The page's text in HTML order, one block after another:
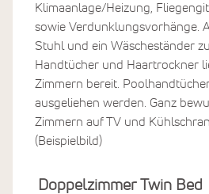
Klimaanlage/Heizung,
sowie Verdunklungsvorhänge.
Stuhl und ein Wäscheständer
Handtücher und Haartrockner
Zimmern bereit.
ausgeliehen werden. Ganz
Zimmern auf TV und
(Beispielbild)
Doppelzimmer Twin Bed